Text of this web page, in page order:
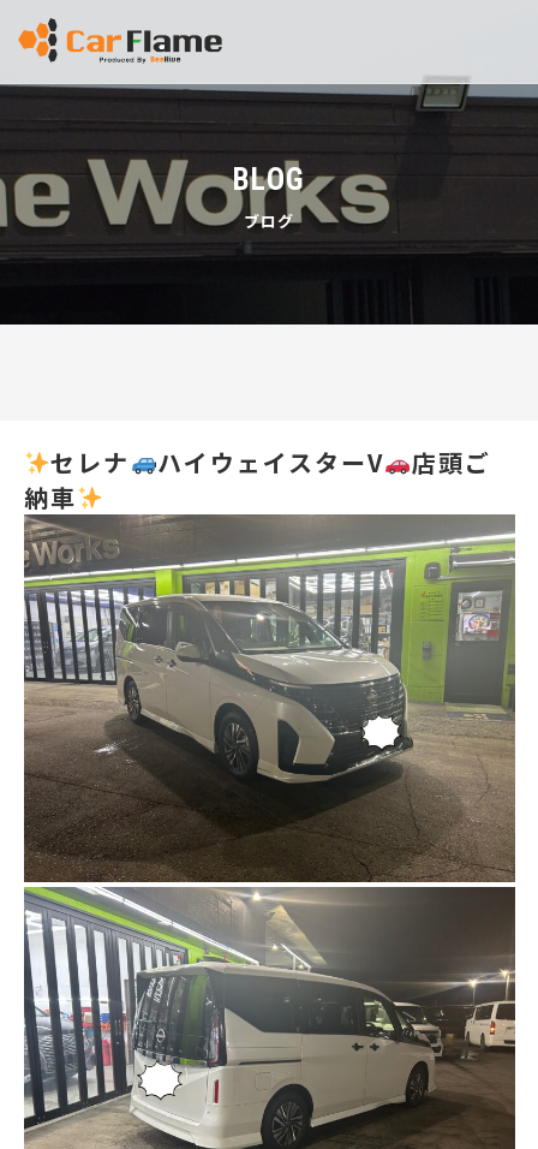
BLOG
ブログ
セレナ ハイウェイスターV
店頭ご
納車